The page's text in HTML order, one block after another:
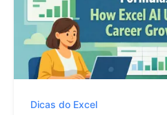
Dicas do Excel